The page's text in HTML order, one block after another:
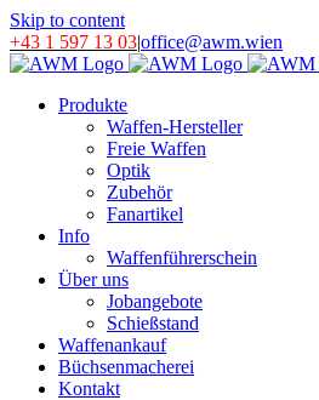
Skip to content
+43 1 597 13 03|office@awm.wien
Produkte
Waffen-Hersteller
Freie Waffen
Optik
Zubehör
Fanartikel
Info
Waffenführerschein
Über uns
Jobangebote
Schießstand
Waffenankauf
Büchsenmacherei
Kontakt